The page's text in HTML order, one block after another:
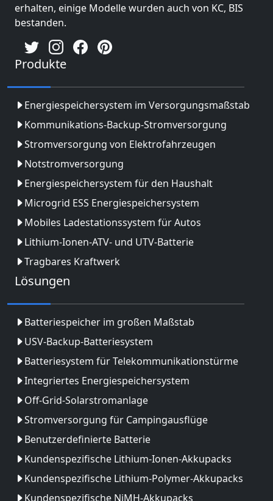
erhalten, einige Modelle wurden auch von KC, BIS
bestanden.
Produkte
Energiespeichersystem im Versorgungsmaßstab
Kommunikations-Backup-Stromversorgung
Stromversorgung von Elektrofahrzeugen
Notstromversorgung
Energiespeichersystem für den Haushalt
Microgrid ESS Energiespeichersystem
Mobiles Ladestationssystem für Autos
Lithium-Ionen-ATV- und UTV-Batterie
Tragbares Kraftwerk
Lösungen
Batteriespeicher im großen Maßstab
USV-Backup-Batteriesystem
Batteriesystem für Telekommunikationstürme
Integriertes Energiespeichersystem
Off-Grid-Solarstromanlage
Stromversorgung für Campingausflüge
Benutzerdefinierte Batterie
Kundenspezifische Lithium-Ionen-Akkupacks
Kundenspezifische Lithium-Polymer-Akkupacks
Kundenspezifische NiMH-Akkupacks